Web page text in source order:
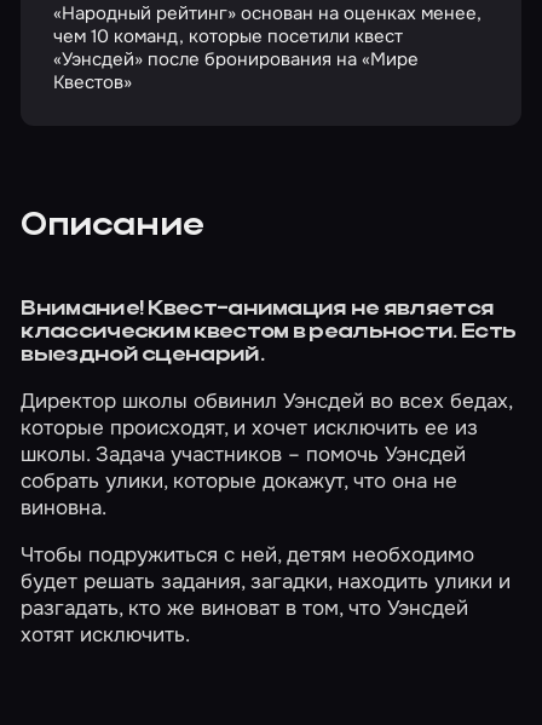
«Народный рейтинг» основан на оценках менее,
чем 10 команд, которые посетили квест
«Уэнсдей» после бронирования на «Мире
Квестов»
Описание
Внимание! Квест-анимация не является
классическим квестом в реальности. Есть
выездной сценарий.
Директор школы обвинил Уэнсдей во всех бедах,
которые происходят, и хочет исключить ее из
школы. Задача участников – помочь Уэнсдей
собрать улики, которые докажут, что она не
виновна.
Чтобы подружиться с ней, детям необходимо
будет решать задания, загадки, находить улики и
разгадать, кто же виноват в том, что Уэнсдей
хотят исключить.